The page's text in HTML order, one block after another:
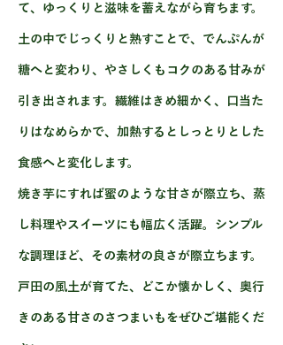
て、ゆっくりと滋味を蓄えながら育ちます。
土の中でじっくりと熟すことで、でんぷんが
糖へと変わり、やさしくもコクのある甘みが
引き出されます。繊維はきめ細かく、口当た
りはなめらかで、加熱するとしっとりとした
食感へと変化します。
焼き芋にすれば蜜のような甘さが際立ち、蒸
し料理やスイーツにも幅広く活躍。シンプル
な調理ほど、その素材の良さが際立ちます。
戸田の風土が育てた、どこか懐かしく、奥行
きのある甘さのさつまいもをぜひご堪能くだ